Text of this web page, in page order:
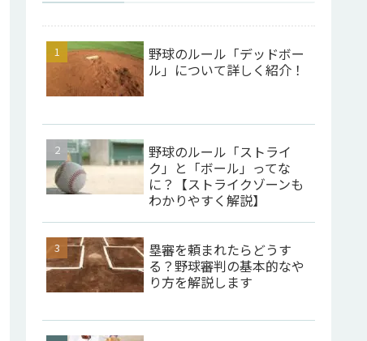
野球のルール「デッドボー
ル」について詳しく紹介！
野球のルール「ストライ
ク」と「ボール」ってな
に？【ストライクゾーンも
わかりやすく解説】
塁審を頼まれたらどうす
る？野球審判の基本的なや
り方を解説します